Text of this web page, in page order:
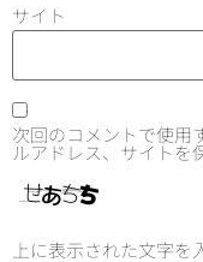
サイト
次回のコメントで使用
ルアドレス、サイトを
上に表示された文字を